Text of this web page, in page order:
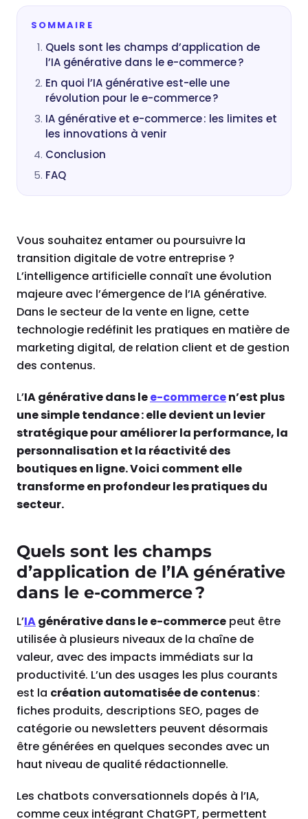
SOMMAIRE
Quels sont les champs d’application de
l’IA générative dans le e-commerce ?
En quoi l’IA générative est-elle une
révolution pour le e-commerce ?
IA générative et e-commerce : les limites et
les innovations à venir
Conclusion
FAQ
Vous souhaitez entamer ou poursuivre la
transition digitale de votre entreprise ?
L’intelligence artificielle connaît une évolution
majeure avec l’émergence de l’IA générative.
Dans le secteur de la vente en ligne, cette
technologie redéfinit les pratiques en matière de
marketing digital, de relation client et de gestion
des contenus.
L’IA générative dans lee-commercen’est plus
une simple tendance : elle devient un levier
stratégique pour améliorer la performance, la
personnalisation et la réactivité des
boutiques en ligne. Voici comment elle
transforme en profondeur les pratiques du
secteur.
Quels sont les champs
d’application de l’IA générative
dans le e-commerce ?
L’IAgénérative dans le e-commerce peut être
utilisée à plusieurs niveaux de la chaîne de
valeur, avec des impacts immédiats sur la
productivité. L’un des usages les plus courants
est la création automatisée de contenus:
fiches produits, descriptions SEO, pages de
catégorie ou newsletters peuvent désormais
être générées en quelques secondes avec un
haut niveau de qualité rédactionnelle.
Les chatbots conversationnels dopés à l’IA,
comme ceux intégrant ChatGPT, permettent